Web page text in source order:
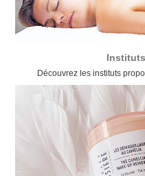
Découvrez les instituts